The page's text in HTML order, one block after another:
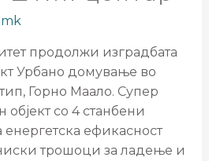
продолжи изградбата
Урбано домување во
Горно Маало. Супер
објект со 4 станбени
ефикасност
трошоци за ладење и